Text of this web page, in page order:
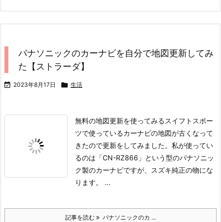
パナソニックのカーナビを自分で地図更新してみ
た【ストラーダ】
 2023年8月17日  生活
無料の地図更新を使ってみるスイフトスポー
ツで使っているカーナビの地図が古くなって
きたので更新をしてみました。 私が使ってい
るのは「CN-RZ866」という型のパナソニッ
ク製のカーナビですが、スズキ純正の物にな
ります。 ...
記事を読む パナソニックのカ ...